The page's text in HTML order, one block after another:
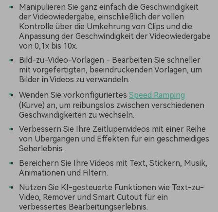
Manipulieren Sie ganz einfach die Geschwindigkeit
der Videowiedergabe, einschließlich der vollen
Kontrolle über die Umkehrung von Clips und die
Anpassung der Geschwindigkeit der Videowiedergabe
von 0,1x bis 10x.
Bild-zu-Video-Vorlagen - Bearbeiten Sie schneller
mit vorgefertigten, beeindruckenden Vorlagen, um
Bilder in Videos zu verwandeln.
Wenden Sie vorkonfiguriertes Speed Ramping
(Kurve) an, um reibungslos zwischen verschiedenen
Geschwindigkeiten zu wechseln.
Verbessern Sie Ihre Zeitlupenvideos mit einer Reihe
von Übergängen und Effekten für ein geschmeidiges
Seherlebnis.
Bereichern Sie Ihre Videos mit Text, Stickern, Musik,
Animationen und Filtern.
Nutzen Sie KI-gesteuerte Funktionen wie Text-zu-
Video, Remover und Smart Cutout für ein
verbessertes Bearbeitungserlebnis.